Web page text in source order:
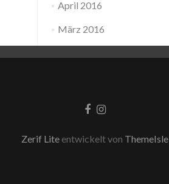
April 2016
März 2016
Facebook-
Instagram
Zerif Lite entwickelt von ThemeIsle